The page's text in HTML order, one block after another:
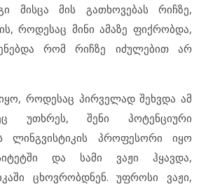
მისცა მის გათხოვებას რიჩზე,
როდესაც მინი ამაზე ფიქრობდა,
რომ რიჩზე იძულებით არ
როდესაც პირველად შეხვდა ამ
უთხრეს, შენი პოტენციური
ლინგვისტიკის პროფესორი იყო
და სამი ვაჟი ჰყავდა,
ცხოვრობდნენ. უფროსი ვაჟი,